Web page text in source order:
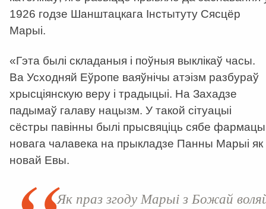
1926 годзе Шанштацкага Інстытуту Сясцёр
Марыі.
«Гэта былі складаныя і поўныя выклікаў часы.
Ва Усходняй Еўропе ваяўнічы атэізм разбураў
хрысціянскую веру і традыцыі. На Захадзе
падымаў галаву нацызм. У такой сітуацыі
сёстры павінны былі прысвяціць сябе
новага чалавека на прыкладзе Панны Марыі як
новай Евы.
Як праз згоду Марыі з Божай